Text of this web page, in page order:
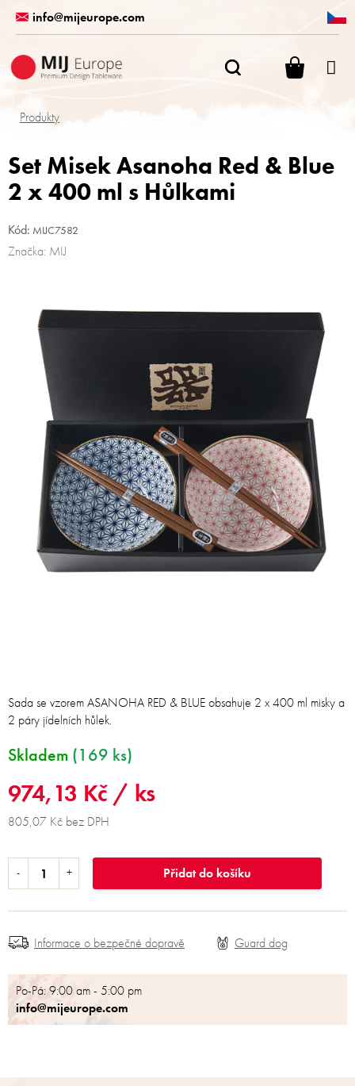
obsah
info@mijeurope.com
Produkty
Set Misek Asanoha Red & Blue
2 x 400 ml s Hůlkami
Kód: MIJC7582
Značka: MIJ
974,13 Kč / ks
805,07 Kč bez DPH
Skladem (169 ks)
Přidat do košíku
Sada se vzorem ASANOHA RED & BLUE obsahuje 2 x 400 ml misky a
2 páry jídelních hůlek.
Po-Pá: 9:00 am - 5:00 pm
info@mijeurope.com
Informace o bezpečné dopravě